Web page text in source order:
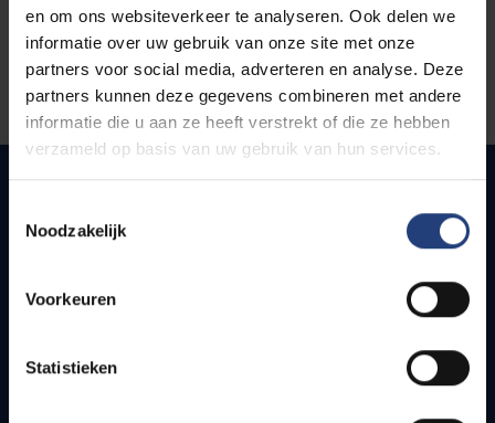
en om ons websiteverkeer te analyseren. Ook delen we
informatie over uw gebruik van onze site met onze
partners voor social media, adverteren en analyse. Deze
partners kunnen deze gegevens combineren met andere
informatie die u aan ze heeft verstrekt of die ze hebben
verzameld op basis van uw gebruik van hun services.
Noodzakelijk
Voorkeuren
Statistieken
Snel naar
Bereikbaarheid